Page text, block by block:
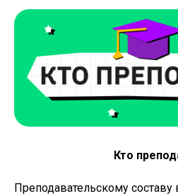
Кто
Преподавательскому